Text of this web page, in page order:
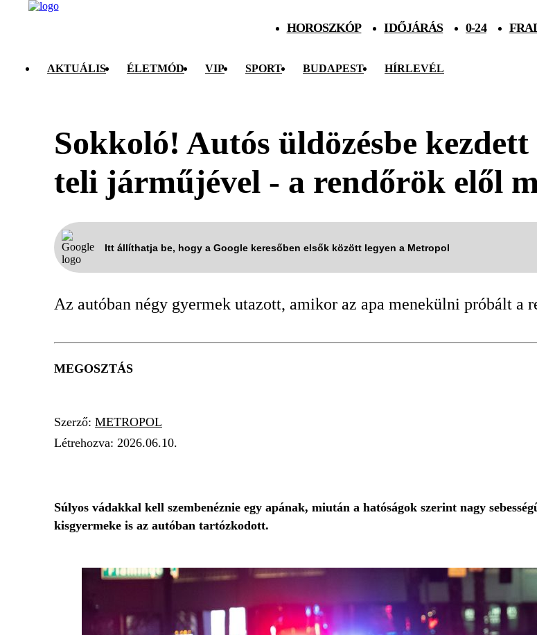
HOROSZKÓP IDŐJÁRÁS 0-24
AKTUÁLIS ÉLETMÓD VIP SPORT BUDAPEST HÍRLEVÉL
Sokkoló! Autós üldözésbe
teli járműjével - a rendőrök elől
Itt állíthatja be, hogy a Google keresőben elsők között legyen a Metropol
Az autóban négy gyermek utazott, amikor az apa menekülni próbált a
MEGOSZTÁS
Szerző: METROPOL
Létrehozva: 2026.06.10.
Súlyos vádakkal kell szembenéznie egy apának, miután a hatóságok szerint nagy
kisgyermeke is az autóban tartózkodott.